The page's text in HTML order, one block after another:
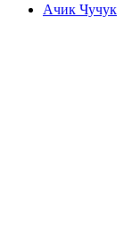
Ачик Чучук